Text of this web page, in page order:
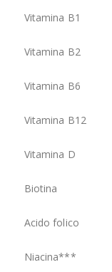
Vitamina B1
Vitamina B2
Vitamina B6
Vitamina B12
Vitamina D
Biotina
Acido folico
Niacina***